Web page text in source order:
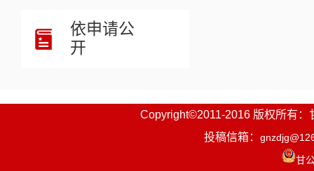
依申请公
开
Copyright©2011-2016 版权所有：
投稿信箱：
甘